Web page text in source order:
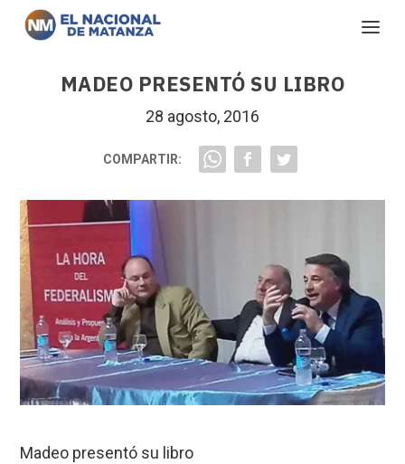
MADEO PRESENTÓ SU LIBRO
28 agosto, 2016
COMPARTIR:
Madeo presentó su libro